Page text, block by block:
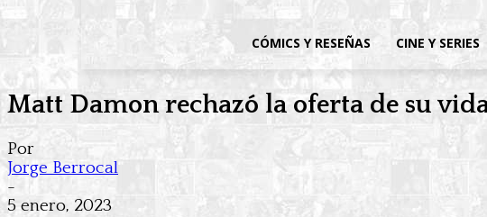
CÓMICS Y RESEÑAS CINE Y SERIES
Matt Damon rechazó la oferta de su
Por
Jorge Berrocal
-
5 enero, 2023